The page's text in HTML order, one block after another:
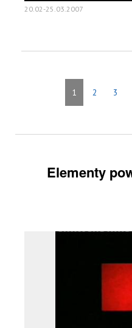
20.02-25.03.2007
1 2 3
Elementy